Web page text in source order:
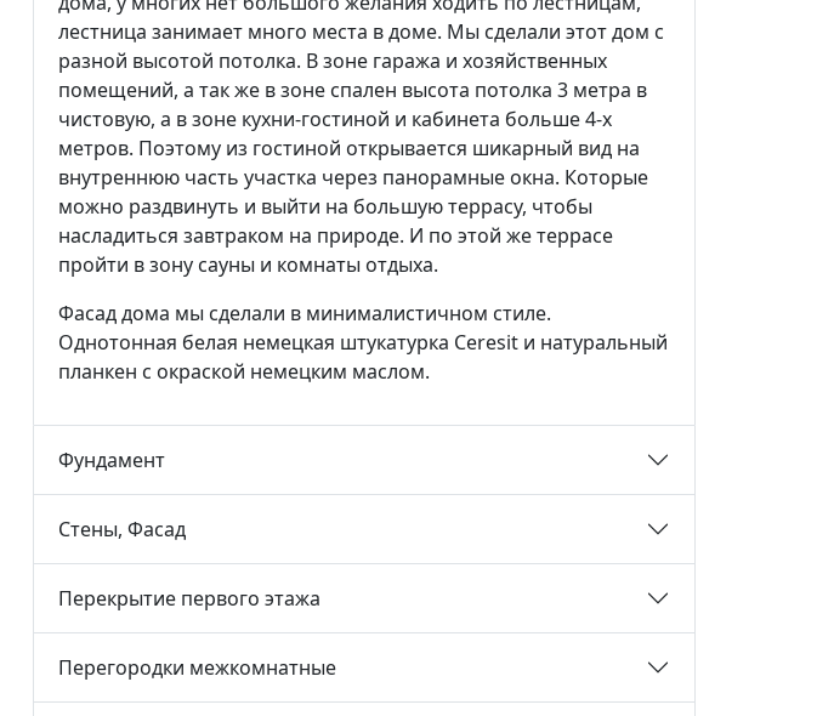
лестница занимает много места в доме. Мы сделали этот дом с
разной высотой потолка. В зоне гаража и хозяйственных
помещений, а так же в зоне спален высота потолка 3 метра в
чистовую, а в зоне кухни-гостиной и кабинета больше 4-х
метров. Поэтому из гостиной открывается шикарный вид на
внутреннюю часть участка через панорамные окна. Которые
можно раздвинуть и выйти на большую террасу, чтобы
насладиться завтраком на природе. И по этой же террасе
пройти в зону сауны и комнаты отдыха.
Фасад дома мы сделали в минималистичном стиле.
Однотонная белая немецкая штукатурка Ceresit и натуральный
планкен с окраской немецким маслом.
Фундамент
Стены, Фасад
Перекрытие первого этажа
Перегородки межкомнатные